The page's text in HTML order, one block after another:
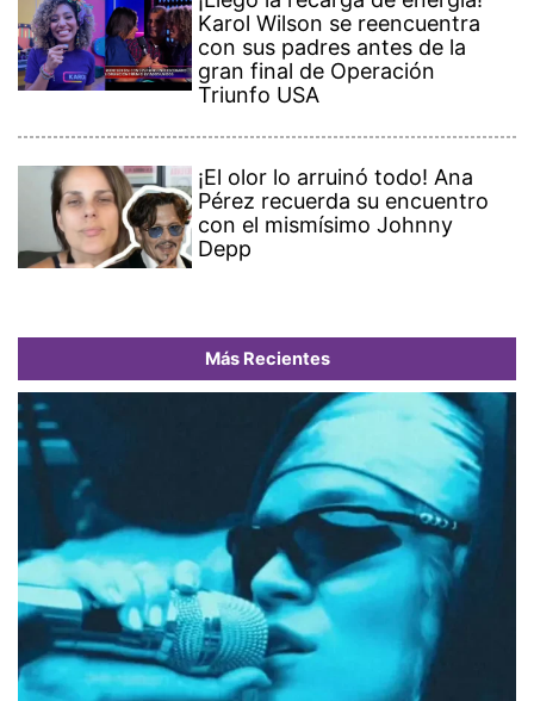
Karol Wilson se reencuentra
con sus padres antes de la
gran final de Operación
Triunfo USA
¡El olor lo arruinó todo! Ana
Pérez recuerda su encuentro
con el mismísimo Johnny
Depp
Más Recientes